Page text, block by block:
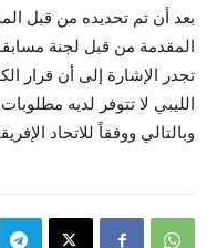
بعد أن تم تحديده من قبل
المقدمة من قبل لجنة
تجدر الإشارة إلى أن قرار
الليبي لا تتوفر لديه
وبالتالي ووفقاً للاتحاد